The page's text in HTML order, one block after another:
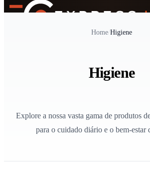
Home/Higiene
Higiene
Explore a nossa vasta gama de produtos
para o cuidado diário e o bem-estar